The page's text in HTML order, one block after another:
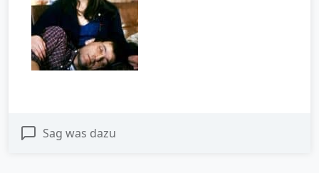
Sag was dazu